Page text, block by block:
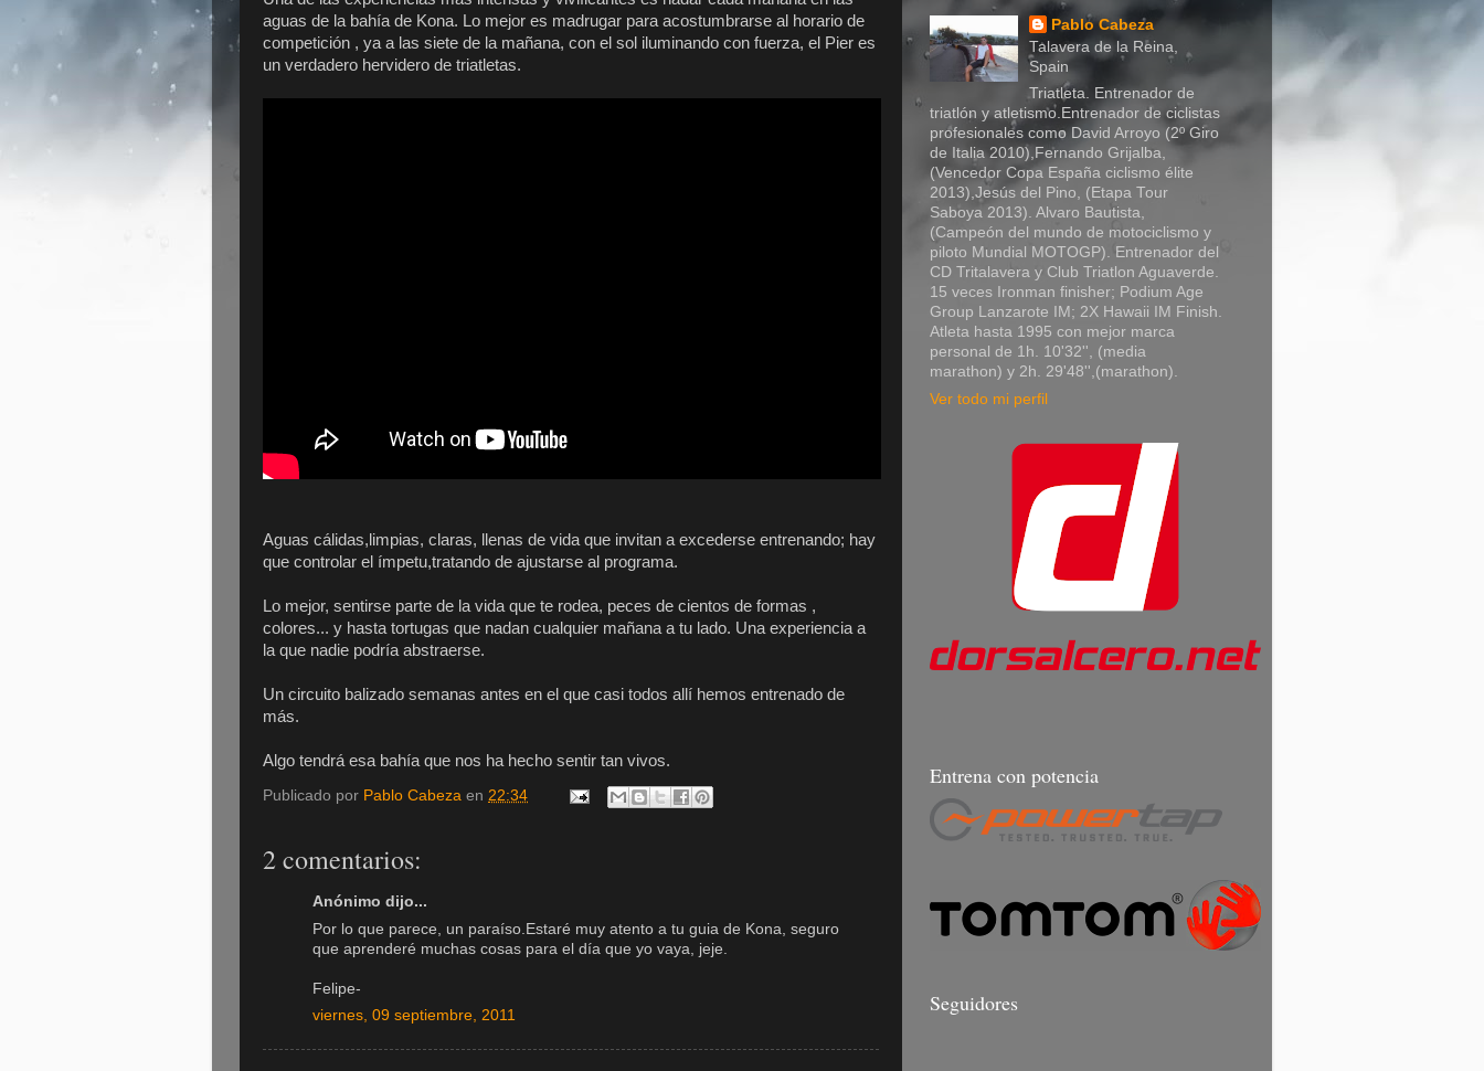
aguas de la bahía de Kona. Lo mejor es madrugar para acostumbrarse al horario de
competición , ya a las siete de la mañana, con el sol iluminando con fuerza, el Pier es
un verdadero hervidero de triatletas.
Aguas cálidas,limpias, claras, llenas de vida que invitan a excederse entrenando; hay
que controlar el ímpetu,tratando de ajustarse al programa.
Lo mejor, sentirse parte de la vida que te rodea, peces de cientos de formas ,
colores... y hasta tortugas que nadan cualquier mañana a tu lado. Una experiencia a
la que nadie podría abstraerse.
Un circuito balizado semanas antes en el que casi todos allí hemos entrenado de
más.
Algo tendrá esa bahía que nos ha hecho sentir tan vivos.
Publicado por Pablo Cabeza en 22:34
2 comentarios:
Anónimo dijo...
Por lo que parece, un paraíso.Estaré muy atento a tu guia de Kona, seguro
que aprenderé muchas cosas para el día que yo vaya, jeje.
Felipe-
viernes, 09 septiembre, 2011
Pablo Cabeza
Talavera de la Reina,
Spain
Triatleta. Entrenador de
triatlón y atletismo.Entrenador de ciclistas
profesionales como David Arroyo (2º Giro
de Italia 2010),Fernando Grijalba,
(Vencedor Copa España ciclismo élite
2013),Jesús del Pino, (Etapa Tour
Saboya 2013). Alvaro Bautista,
(Campeón del mundo de motociclismo y
piloto Mundial MOTOGP). Entrenador del
CD Tritalavera y Club Triatlon Aguaverde.
15 veces Ironman finisher; Podium Age
Group Lanzarote IM; 2X Hawaii IM Finish.
Atleta hasta 1995 con mejor marca
personal de 1h. 10'32'', (media
marathon) y 2h. 29'48'',(marathon).
Ver todo mi perfil
Entrena con potencia
Seguidores